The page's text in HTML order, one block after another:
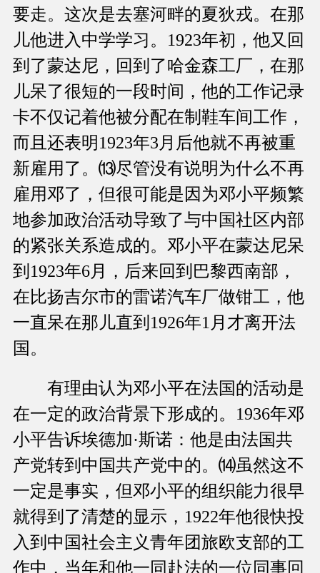
要走。这次是去塞河畔的夏狄戎。在那
儿他进入中学学习。1923年初，他又回
到了蒙达尼，回到了哈金森工厂，在那
儿呆了很短的一段时间，他的工作记录
卡不仅记着他被分配在制鞋车间工作，
而且还表明1923年3月后他就不再被重
新雇用了。⒀尽管没有说明为什么不再
雇用邓了，但很可能是因为邓小平频繁
地参加政治活动导致了与中国社区内部
的紧张关系造成的。邓小平在蒙达尼呆
到1923年6月，后来回到巴黎西南部，
在比扬吉尔市的雷诺汽车厂做钳工，他
一直呆在那儿直到1926年1月才离开法
国。
有理由认为邓小平在法国的活动是
在一定的政治背景下形成的。1936年邓
小平告诉埃德加·斯诺：他是由法国共
产党转到中国共产党中的。⒁虽然这不
一定是事实，但邓小平的组织能力很早
就得到了清楚的显示，1922年他很快投
入到中国社会主义青年团旅欧支部的工
作中，当年和他一同赴法的一位同事回